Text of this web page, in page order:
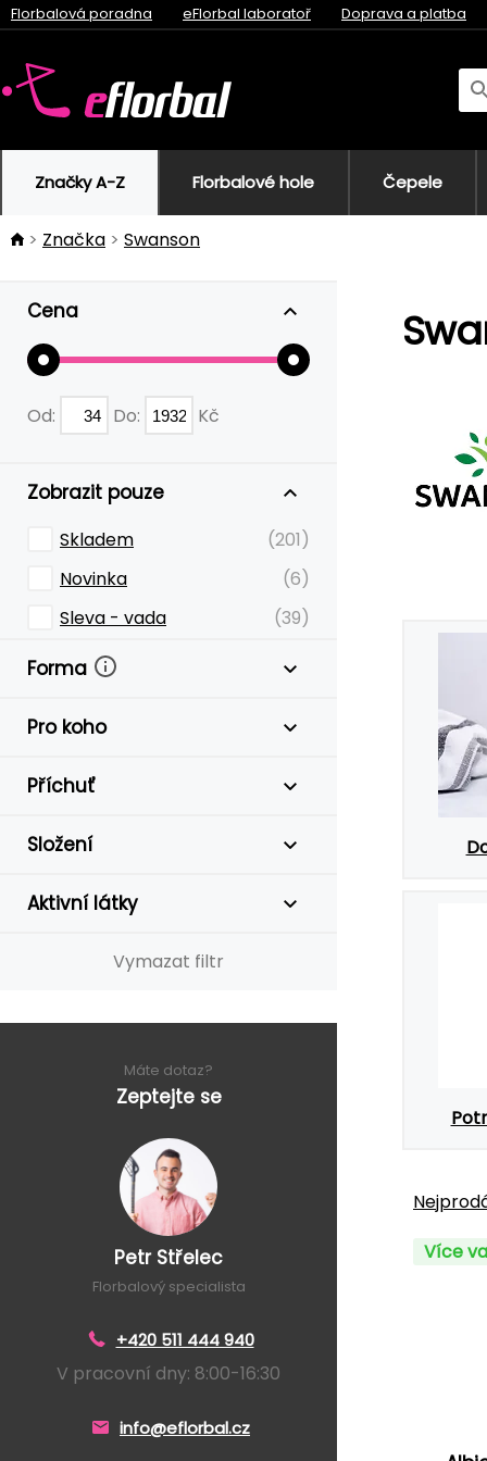
Florbalová poradna eFlorbal laboratoř Doprava a platba
Značky A-Z Florbalové hole Čepele
Značka Swanson
Cena
Od: Do: Kč
Zobrazit pouze
Skladem
(201)
Novinka
(6)
Sleva - vada
(39)
Forma
Pro koho
Příchuť
Složení
Aktivní látky
Vymazat filtr
Máte dotaz?
Zeptejte se
Petr Střelec
Florbalový specialista
+420 511 444 940
V pracovní dny: 8:00-16:30
info@eflorbal.cz
Více